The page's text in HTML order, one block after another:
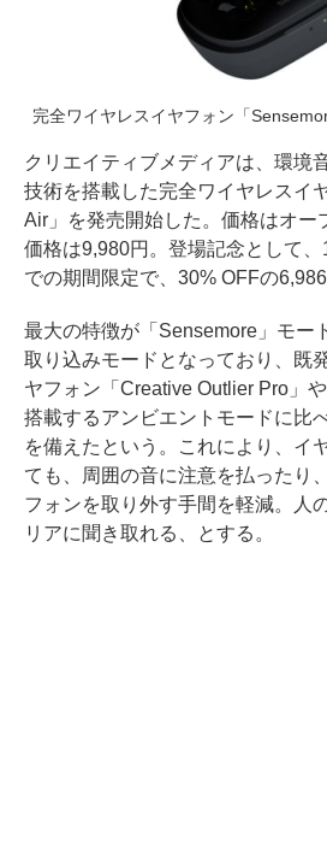
完全ワイヤレスイヤフォン「
クリエイティブメディアは、環境
技術を搭載した完全ワイヤレスイ
Air」を発売開始した。価格はオー
価格は9,980円。登場記念として
での期間限定で、30% OFFの6,986
最大の特徴が「Sensemore」モー
取り込みモードとなっており、既
ヤフォン「Creative Outlier Pro」
搭載するアンビエントモードに比
を備えたという。これにより、イ
ても、周囲の音に注意を払ったり
フォンを取り外す手間を軽減。人
リアに聞き取れる、とする。